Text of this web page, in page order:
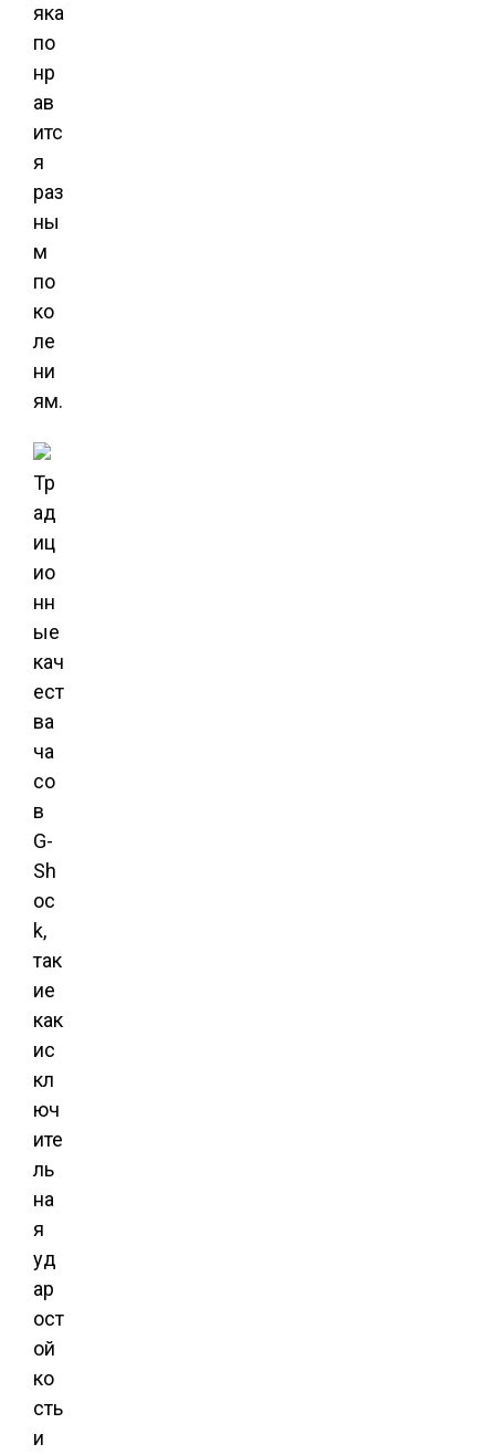
яка
по
нр
ав
итс
я
раз
ны
м
по
ко
ле
ни
ям.
Тр
ад
иц
ио
нн
ые
кач
ест
ва
ча
со
в
G-
Sh
oc
k,
так
ие
как
ис
кл
юч
ите
ль
на
я
уд
ар
ост
ой
ко
сть
и